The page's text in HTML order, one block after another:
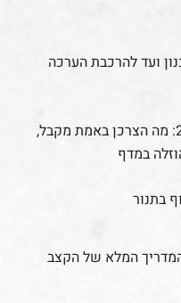
ועד להרכבת הערכה
רפורמת הבשר 2026: מה הצרכן באמת מקבל,
במדף
בתנור
המלא של הקצב